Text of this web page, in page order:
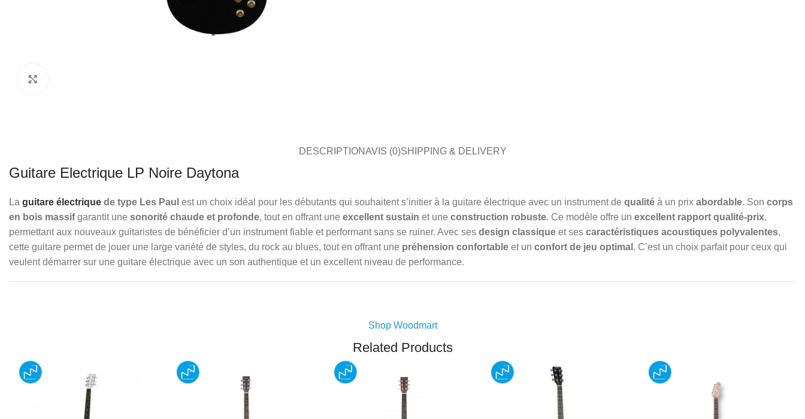
DESCRIPTIONAVIS (0)SHIPPING & DELIVERY
Guitare Electrique LP Noire Daytona
La guitare électrique de type Les Paul est un choix idéal pour les débutants qui souhaitent s’initier à la guitare électrique avec un instrument de qualité à un prix abordable. Son corps
en bois massifgarantit une sonorité chaude et profonde, tout en offrant une excellent sustain et une construction robuste. Ce modèle offre un excellent rapport qualité-prix,
permettant aux nouveaux guitaristes de bénéficier d’un instrument fiable et performant sans se ruiner. Avec ses design classique et ses caractéristiques acoustiques polyvalentes,
cette guitare permet de jouer une large variété de styles, du rock au blues, tout en offrant une préhension confortable et un confort de jeu optimal . C’est un choix parfait pour ceux qui
veulent démarrer sur une guitare électrique avec un son authentique et un excellent niveau de performance.
Shop Woodmart
Related Products